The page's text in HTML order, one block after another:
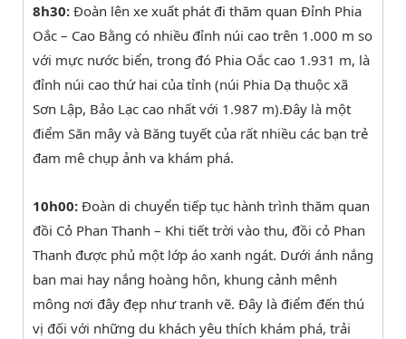
8h30: Đoàn lên xe xuất phát đi thăm quan Đỉnh Phia
Oắc – Cao Bằng có nhiều đỉnh núi cao trên 1.000 m so
với mực nước biển, trong đó Phia Oắc cao 1.931 m, là
đỉnh núi cao thứ hai của tỉnh (núi Phia Dạ thuộc xã
Sơn Lập, Bảo Lạc cao nhất với 1.987 m).Đây là một
điểm Săn mây và Băng tuyết của rất nhiều các bạn trẻ
đam mê chụp ảnh va khám phá.
10h00: Đoàn di chuyển tiếp tục hành trình thăm quan
đồi Cỏ Phan Thanh – Khi tiết trời vào thu, đồi cỏ Phan
Thanh được phủ một lớp áo xanh ngát. Dưới ánh nắng
ban mai hay nắng hoàng hôn, khung cảnh mênh
mông nơi đây đẹp như tranh vẽ. Đây là điểm đến thú
vị đối với những du khách yêu thích khám phá, trải